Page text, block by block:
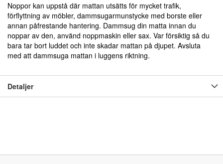
Noppor kan uppstå där mattan utsätts för mycket trafik,
förflyttning av möbler, dammsugarmunstycke med borste eller
annan påfrestande hantering. Dammsug din matta innan du
noppar av den, använd noppmaskin eller sax. Var försiktig så du
bara tar bort luddet och inte skadar mattan på djupet. Avsluta
med att dammsuga mattan i luggens riktning.
Detaljer